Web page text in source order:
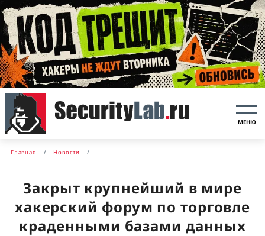
МЕНЮ
Главная Новости
Закрыт крупнейший в мире
хакерский форум по торговле
краденными базами данных